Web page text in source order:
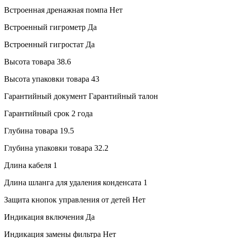
Встроенная дренажная помпа Нет
Встроенный гигрометр Да
Встроенный гигростат Да
Высота товара 38.6
Высота упаковки товара 43
Гарантийный документ Гарантийный талон
Гарантийный срок 2 года
Глубина товара 19.5
Глубина упаковки товара 32.2
Длина кабеля 1
Длина шланга для удаления конденсата 1
Защита кнопок управления от детей Нет
Индикация включения Да
Индикация замены фильтра Нет